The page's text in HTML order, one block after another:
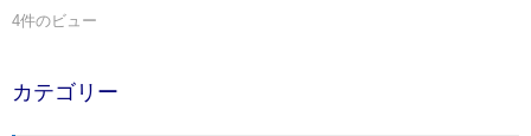
4件のビュー
カテゴリー